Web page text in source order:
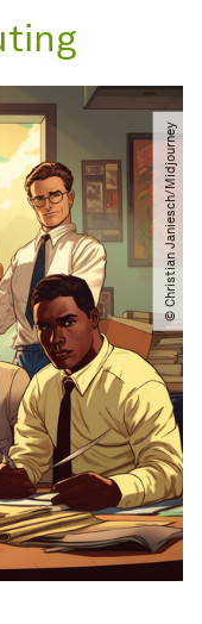
© Christian Janiesch​​/​​Midjourney